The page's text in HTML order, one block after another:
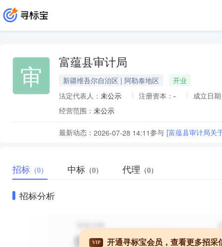
审 富蕴县审计局
新疆维吾尔自治区 | 阿勒泰地区
开业
法定代表人： 未公示 注册资本： -
成立日
经营范围： 未公示
最新动态： 2026-07-28 14:11参与 [富蕴县审计局关
招标 （0） 中标 （0） 代理 （0）
招标分析
VIP 开通寻标宝会员，查看更多招采